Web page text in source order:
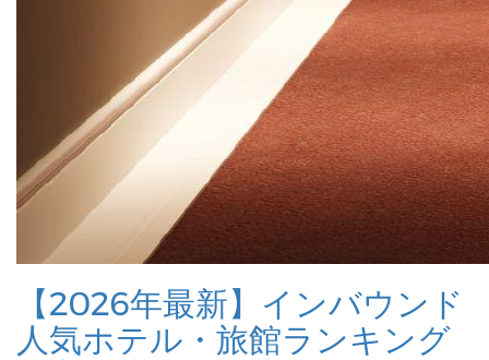
【2026年最新】インバウンド
人気ホテル・旅館ランキング